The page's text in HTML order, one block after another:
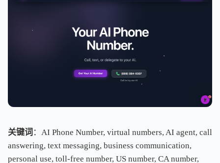
关键词 ：AI Phone Number, virtual numbers, AI agent, call
answering, text messaging, business communication,
personal use, toll-free number, US number, CA number,